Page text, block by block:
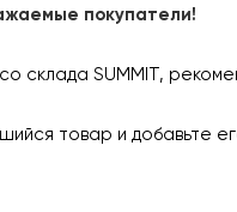
покупатели!
склада SUMMIT,
товар и добавьте